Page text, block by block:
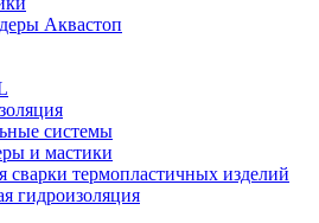
Аквастоп
системы
и мастики
сварки термопластичных изделий
гидроизоляция